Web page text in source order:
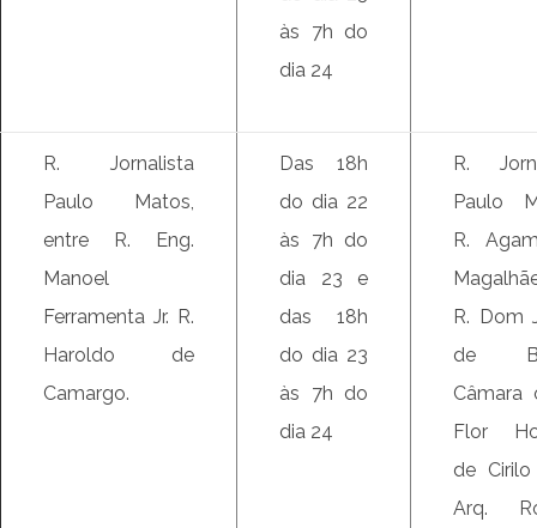
às 7h do
dia 24
R. Jornalista
Paulo Matos,
entre R. Eng.
Manoel
Ferramenta Jr. R.
Haroldo de
Camargo.
Das 18h
do dia 22
às 7h do
dia 23 e
das 18h
do dia 23
às 7h do
dia 24
R.
Paulo
R.
R. Dom
de
Câmara
Flor
de
Arq.